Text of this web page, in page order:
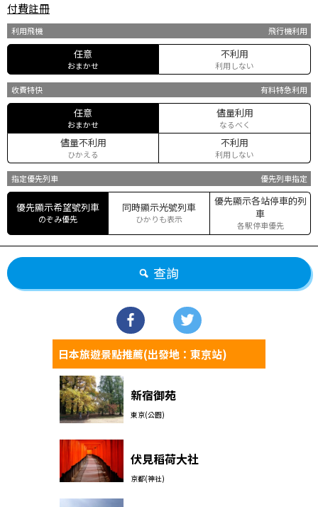
付費註冊
利用飛機 飛行機利用
任意
おまかせ
不利用
利用しない
收費特快 有料特急利用
任意
おまかせ
儘量利用
なるべく
儘量不利用
ひかえる
不利用
利用しない
指定優先列車 優先列車指定
優先顯示希望號列車
のぞみ優先
同時顯示光號列車
ひかりも表示
優先顯示各站停車的列
車
各駅停車優先
查詢
日本旅遊景點推薦(出發地：東京站)
新宿御苑
東京(公園)
伏見稻荷大社
京都(神社)